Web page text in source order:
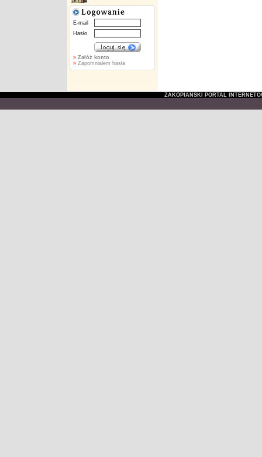
E-mail
Hasło
» Załóż konto
»Zapomniałem hasła
ZAKOPIAŃSKI PORTAL